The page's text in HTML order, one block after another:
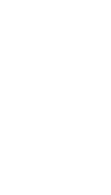
de
la
Entre las
Andalucía